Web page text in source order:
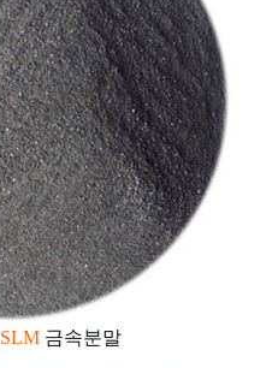
SLM금속분말